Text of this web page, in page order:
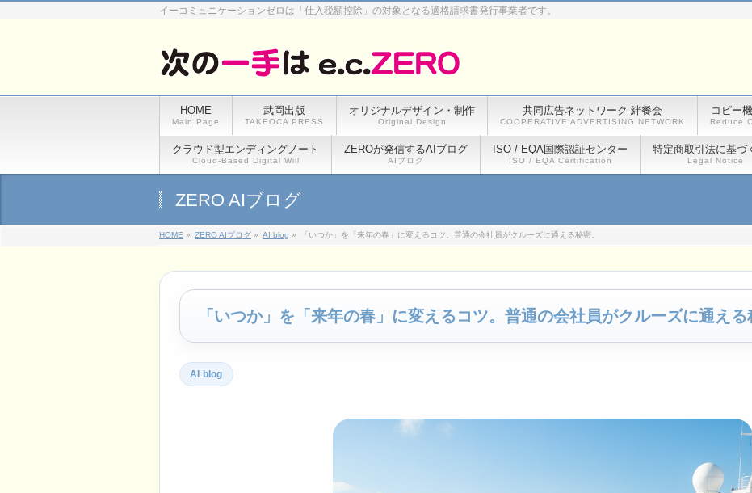
イーコミュニケーションゼロは「仕入税額控除」の対象となる適格請求書発行事業者です。
HOME
Main Page
武岡出版
TAKEOCA PRESS
オリジナルデザイン・制作
Original Design
共同広告ネットワーク 絆餐会
COOPERATIVE ADVERTISING NETWORK
コピー
Reduce
クラウド型エンディングノート
Cloud-Based Digital Will
ZEROが発信するAIブログ
AIブログ
ISO / EQA国際認証センター
ISO / EQA Certification
特定商取引法に基づ
Legal Notice
ZERO AIブログ
HOME » ZERO AIブログ » AI blog » 「いつか」を「来年の春」に変えるコツ。普通の会社員がクルーズに通える秘密。
「いつか」を「来年の春」に変えるコツ。普通の会社員がクルーズに通える
AI blog